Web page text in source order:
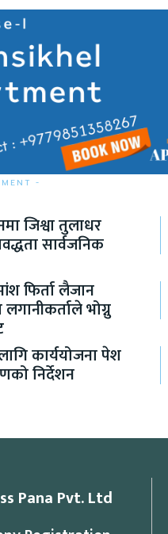
-
जिश्वा तुलाधर
सार्वजनिक
फिर्ता लैजान
भोग्नु
कार्ययोजना पेश
निर्देशन
Pana Pvt. Ltd